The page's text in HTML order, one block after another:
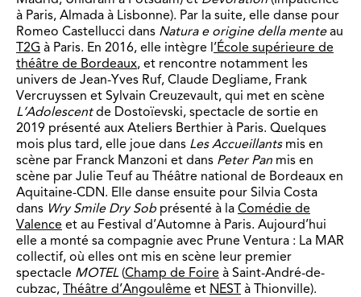
à Paris, Almada à Lisbonne). Par la suite, elle danse pour
Romeo Castellucci dans Natura e origine della menteau
T2G à Paris. En 2016, elle intègre l’École supérieure de
théâtre de Bordeaux, et rencontre notamment les
univers de Jean-Yves Ruf, Claude Degliame, Frank
Vercruyssen et Sylvain Creuzevault, qui met en scène
L’Adolescentde Dostoïevski, spectacle de sortie en
2019 présenté aux Ateliers Berthier à Paris. Quelques
mois plus tard, elle joue dans Les Accueillantsmis en
scène par Franck Manzoni et dans Peter Pan mis en
scène par Julie Teuf au Théâtre national de Bordeaux en
Aquitaine-CDN. Elle danse ensuite pour Silvia Costa
dans Wry Smile Dry Sob présenté à la Comédie de
Valence et au Festival d’Automne à Paris. Aujourd’hui
elle a monté sa compagnie avec Prune Ventura : La MAR
collectif, où elles ont mis en scène leur premier
spectacle MOTEL (Champ de Foire à Saint-André-de-
cubzac, Théâtre d’Angoulême et NEST à Thionville).